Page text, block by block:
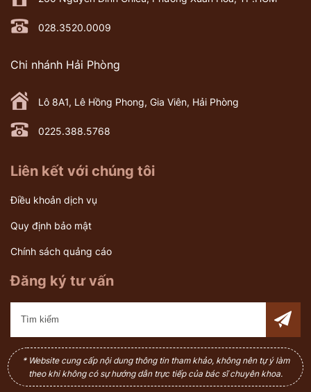
028.3520.0009
Chi nhánh Hải Phòng
Lô 8A1, Lê Hồng Phong, Gia Viên, Hải Phòng
0225.388.5768
Liên kết với chúng tôi
Điều khoản dịch vụ
Quy định bảo mật
Chính sách quảng cáo
Đăng ký tư vấn
* Website cung cấp nội dung thông tin tham khảo, không nên tự ý làm
theo khi không có sự hướng dẫn trực tiếp của bác sĩ chuyên khoa.